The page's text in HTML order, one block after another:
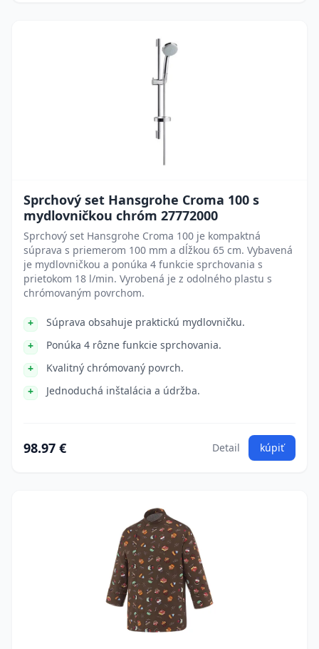
Sprchový set Hansgrohe Croma 100 s
mydlovničkou chróm 27772000
Sprchový set Hansgrohe Croma 100 je kompaktná
súprava s priemerom 100 mm a dĺžkou 65 cm. Vybavená
je mydlovničkou a ponúka 4 funkcie sprchovania s
prietokom 18 l/min. Vyrobená je z odolného plastu s
chrómovaným povrchom.
Súprava obsahuje praktickú mydlovničku.
Ponúka 4 rôzne funkcie sprchovania.
Kvalitný chrómovaný povrch.
Jednoduchá inštalácia a údržba.
98.97 € Detail kúpiť